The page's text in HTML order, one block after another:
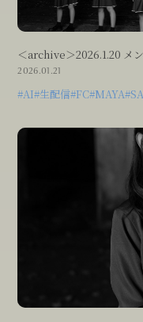
＜archive＞2026.1.20 メ
2026.01.21
#AI#生配信#FC#MAYA